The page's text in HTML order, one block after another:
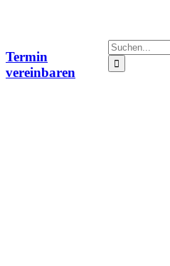
Termin
vereinbaren
Suche
nach: